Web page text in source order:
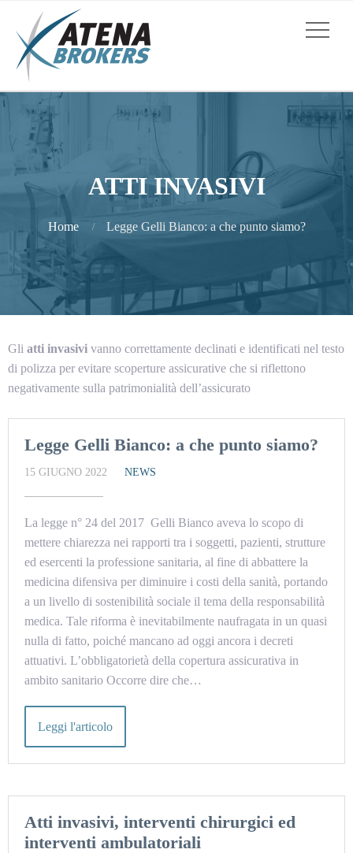
ATTI INVASIVI
Home Legge Gelli Bianco: a che punto siamo?
Gli atti invasivi vanno correttamente declinati e identificati nel testo
di polizza per evitare scoperture assicurative che si riflettono
negativamente sulla patrimonialità dell’assicurato
Legge Gelli Bianco: a che punto siamo?
15 GIUGNO 2022 NEWS
La legge n° 24 del 2017 Gelli Bianco aveva lo scopo di
mettere chiarezza nei rapporti tra i soggetti, pazienti, strutture
ed esercenti la professione sanitaria, al fine di abbattere la
medicina difensiva per diminuire i costi della sanità, portando
a un livello di sostenibilità sociale il tema della responsabilità
medica. Tale riforma è inevitabilmente naufragata in un quasi
nulla di fatto, poiché mancano ad oggi ancora i decreti
attuativi. L’obbligatorietà della copertura assicurativa in
ambito sanitario Occorre dire che…
Leggi l'articolo
Atti invasivi, interventi chirurgici ed
interventi ambulatoriali